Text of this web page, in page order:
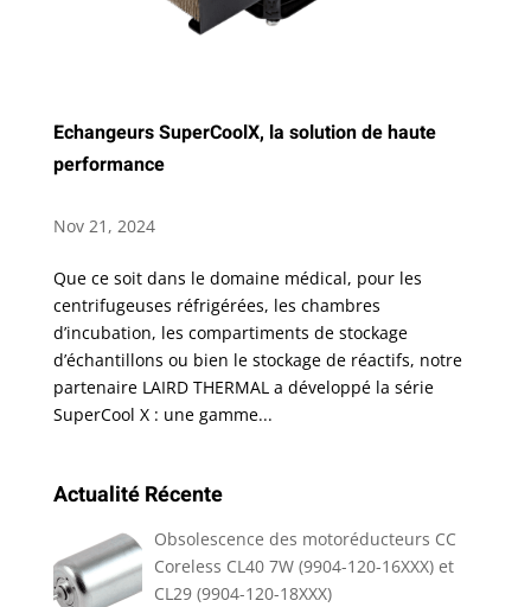
Echangeurs SuperCoolX, la solution de haute
performance
Nov 21, 2024
Que ce soit dans le domaine médical, pour les
centrifugeuses réfrigérées, les chambres
d’incubation, les compartiments de stockage
d’échantillons ou bien le stockage de réactifs, notre
partenaire LAIRD THERMAL a développé la série
SuperCool X : une gamme...
Actualité Récente
Obsolescence des motoréducteurs CC
Coreless CL40 7W (9904-120-16XXX) et
CL29 (9904-120-18XXX)